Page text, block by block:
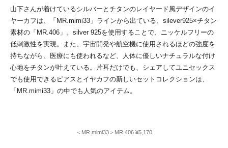
山下さんが着けているシルバーとチタンのレイヤード風デザインのイ
ヤーカフは、「MR.mimi33」ラインから出ている、silever925×チタン
素材の「MR.406」。silver 925を使用することで、ニッケルフリーの
低刺激性を実現。また、宇宙開発や航空機に使用されるほどの強度を
持ちながら、医療にも使われるなど、人体に優しいナチュラルな付け
心地をチタンが叶えている。片耳だけでも、シェアしてユニセックス
でも使用できるピアスとイヤカフの新しいセットコレクションは、
「MR.mimi33」の中でも人気のアイテム。
＜MR.mimi33＞MR.406 ¥5,170